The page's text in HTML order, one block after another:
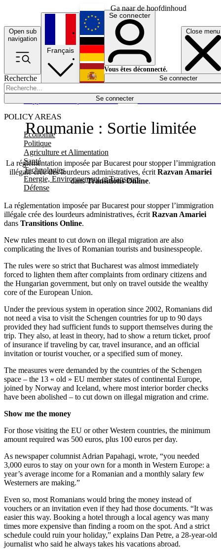
Ga naar de hoofdinhoud
Open sub
navigation
Close menu
Recherche
Se connecter
POLICY AREAS
Economie
Politique
Agriculture et Alimentation
Santé
Technologies
Energie, Environnement et Transport
Défense
Économie
Français
English
Deutsch
Español
Se connecter
Vous êtes déconnecté.
Se connecter
Roumanie : Sortie limitée
La réglementation imposée par Bucarest pour stopper l’immigration
illégale crée des lourdeurs administratives, écrit Razvan Amariei
dansTransitions Online.
La réglementation imposée par Bucarest pour stopper l’immigration
illégale crée des lourdeurs administratives, écrit Razvan Amariei
dans Transitions Online.
New rules meant to cut down on illegal migration are also
complicating the lives of Romanian tourists and businesspeople.
The rules were so strict that Bucharest was almost immediately
forced to lighten them after complaints from ordinary citizens and
the Hungarian government, but only on travel outside the wealthy
core of the European Union.
Under the previous system in operation since 2002, Romanians did
not need a visa to visit the Schengen countries for up to 90 days
provided they had sufficient funds to support themselves during the
trip. They also, at least in theory, had to show a return ticket, proof
of insurance if traveling by car, travel insurance, and an official
invitation or tourist voucher, or a specified sum of money.
The measures were demanded by the countries of the Schengen
space – the 13 « old » EU member states of continental Europe,
joined by Norway and Iceland, where most interior border checks
have been abolished – to cut down on illegal migration and crime.
Show me the money
For those visiting the EU or other Western countries, the minimum
amount required was 500 euros, plus 100 euros per day.
As newspaper columnist Adrian Papahagi, wrote, “you needed
3,000 euros to stay on your own for a month in Western Europe: a
year’s average income for a Romanian and a monthly salary few
Westerners are making.”
Even so, most Romanians would bring the money instead of
vouchers or an invitation even if they had those documents. “It was
easier this way. Booking a hotel through a local agency was many
times more expensive than finding a room on the spot. And a strict
schedule could ruin your holiday,” explains Dan Petre, a 28-year-old
journalist who said he always takes his vacations abroad.